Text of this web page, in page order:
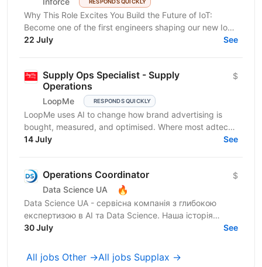
Why This Role Excites You Build the Future of IoT:
Become one of the first engineers shaping our new IoT
direction and work on innovative connected device...
22 July See
Supply Ops Specialist - Supply
Operations
LoopMe RESPONDS QUICKLY
$
LoopMe uses AI to change how brand advertising is
bought, measured, and optimised. Where most adtech
platforms optimise for impressions or clicks, we...
14 July See
Operations Coordinator
Data Science UA 🔥
$
Data Science UA - сервісна компанія з глибокою
експертизою в AI та Data Science. Наша історія
почалася в 2016 році з першої конференції Data
30 July See
All jobs Other →All jobs Supplax →